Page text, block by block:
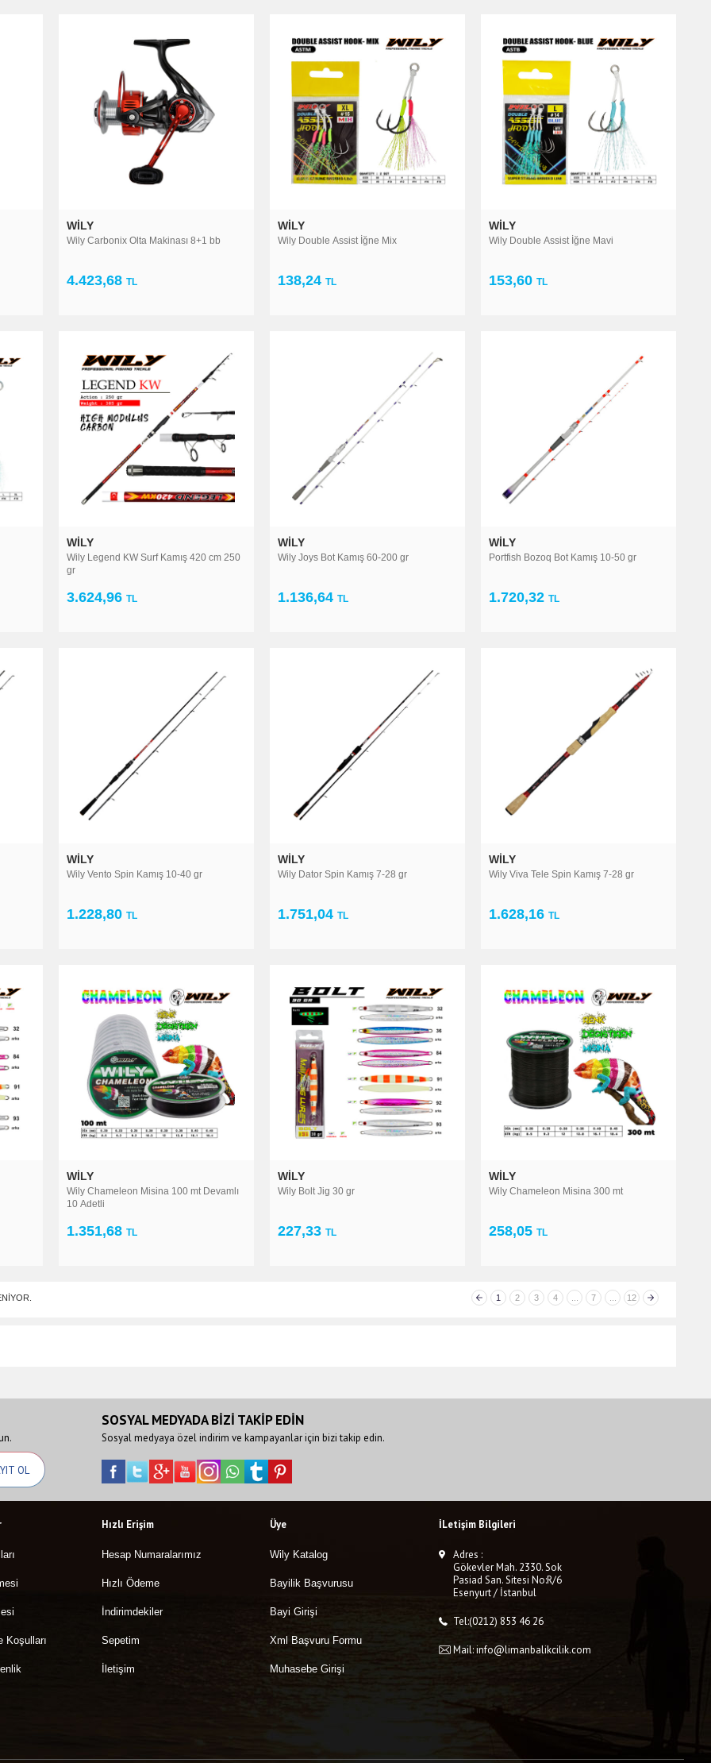
WILY
Wily Carbonix Olta Makinası 8+1 bb
4.423,68TL
WILY
Wily Double Assist İğne Mix
138,24TL
WILY
Wily Double Assist İğne Mavi
153,60TL
WILY
Wily Legend KW Surf Kamış 420 cm 250
gr
3.624,96TL
WILY
Wily Joys Bot Kamış 60-200 gr
1.136,64TL
WILY
Portfish Bozoq Bot Kamış 10-50 gr
1.720,32TL
WILY
Wily Vento Spin Kamış 10-40 gr
1.228,80TL
WILY
Wily Dator Spin Kamış 7-28 gr
1.751,04TL
WILY
Wily Viva Tele Spin Kamış 7-28 gr
1.628,16TL
WILY
Wily Chameleon Misina 100 mt Devamlı
10 Adetli
1.351,68TL
WILY
Wily Bolt Jig 30 gr
227,33TL
WILY
Wily Chameleon Misina 300 mt
258,05TL
1 2 3 4 7 12
SOSYAL MEDYADA BİZİ TAKİP EDİN
Sosyal medyaya özel indirim ve kampayanlar için bizi takip edin.
Koşulları
Hızlı Erişim
Hesap Numaralarımız
Hızlı Ödeme
İndirimdekiler
Sepetim
İletişim
Üye
Wily Katalog
Bayilik Başvurusu
Bayi Girişi
Xml Başvuru Formu
Muhasebe Girişi
İLetişim Bilgileri
Adres :
Gökevler Mah. 2330. Sok
Pasiad San. Sitesi No:R/6
Esenyurt / İstanbul
Tel:(0212) 853 46 26
Mail: info@limanbalikcilik.com